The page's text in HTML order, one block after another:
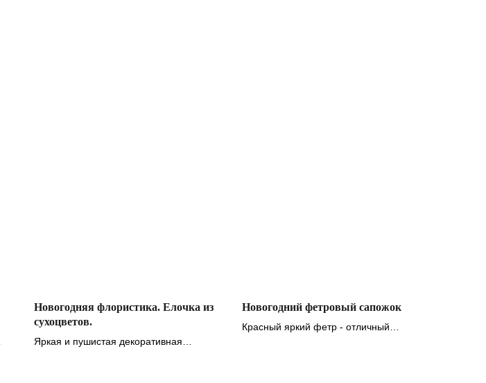
Новогодняя флористика. Елочка из
сухоцветов.
Яркая и пушистая декоративная
Новогодний фетровый сапожок
Красный яркий фетр - отличный